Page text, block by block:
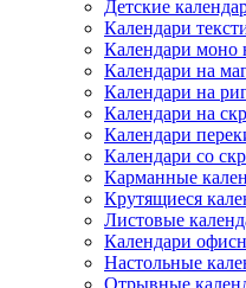
Детские
Календари
Календари моно
Календари на
Календари на
Календари на
Календари
Календари со
Карманные
Крутящиеся
Листовые
Календари
Настольные
Отрывные